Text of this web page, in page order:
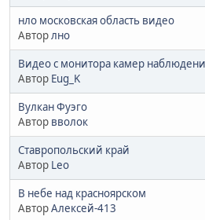
нло московская область видео
Авторлно
Видео с монитора камер
Автор Eug_K
Вулкан Фуэго
Автор вволок
Ставропольский край
Автор Leo
В небе над красноярском
АвторАлексей-413